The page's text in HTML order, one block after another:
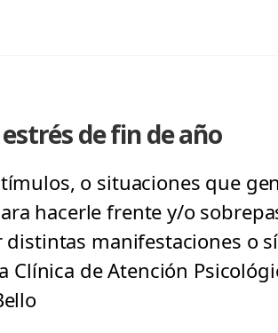
de fin de año
o situaciones que
hacerle frente y/o
manifestaciones o
Clínica de Atención